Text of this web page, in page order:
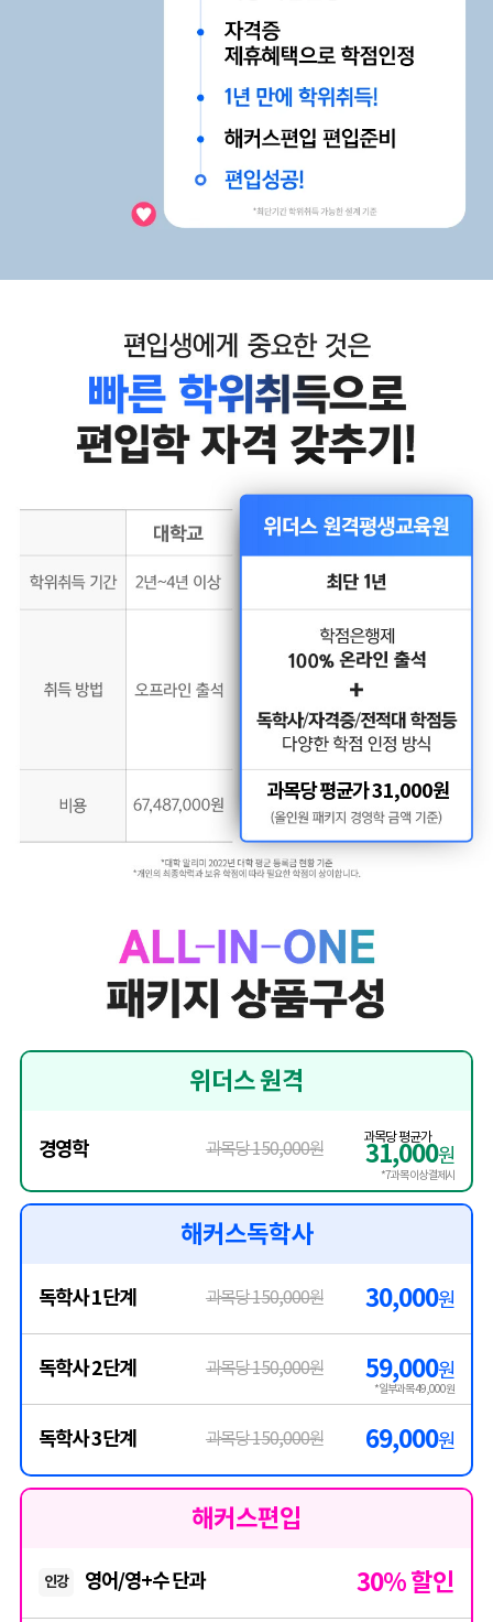
과목당 평균가 31,000원
위더스 원격
경영학 과목당 150,000원
과목당 평균가
31,000원
*7과목 이상 결제시
해커스독학사
독학사 1단계 과목당 150,000원 30,000원
독학사 2단계 과목당 150,000원 59,000원
*일부과목 49,000원
독학사 3단계 과목당 150,000원 69,000원
해커스편입
인강 영어/영+수 단과 30% 할인